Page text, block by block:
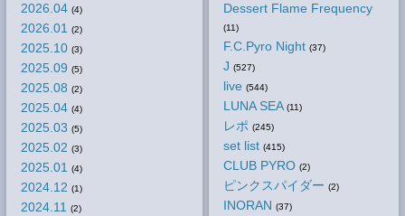
2026.04 (4)
2026.01 (2)
2025.10 (3)
2025.09 (5)
2025.08 (2)
2025.04 (4)
2025.03 (5)
2025.02 (3)
2025.01 (4)
2024.12 (1)
2024.11 (2)
Dessert Flame Frequency
(11)
F.C.Pyro Night (37)
J (527)
live (544)
LUNA SEA (11)
レポ (245)
set list (415)
CLUB PYRO (2)
ピンクスパイダー (2)
INORAN (37)